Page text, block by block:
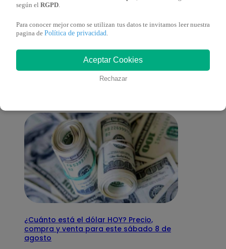
También te puede
interesar
¿Cuánto está el dólar HOY? Precio,
compra y venta para este sábado 8 de
agosto
según el RGPD.
Para conocer mejor como se utilizan tus datos te invitamos leer nuestra
pagina de Política de privacidad.
Aceptar Cookies
Rechazar